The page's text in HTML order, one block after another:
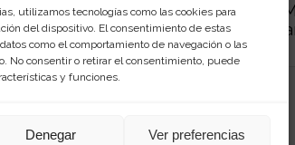
utilizamos tecnologías como las cookies para
del dispositivo. El consentimiento de estas
como el comportamiento de navegación o las
No consentir o retirar el consentimiento, puede
y funciones.
Denegar Ver preferencias
y de los productos singulares.
. Me gusta el mar y